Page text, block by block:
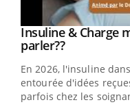
Youtube
Insuline & Charge
parler??Youtube
En 2026, l'insuline
entourée d'idées
parfois chez les